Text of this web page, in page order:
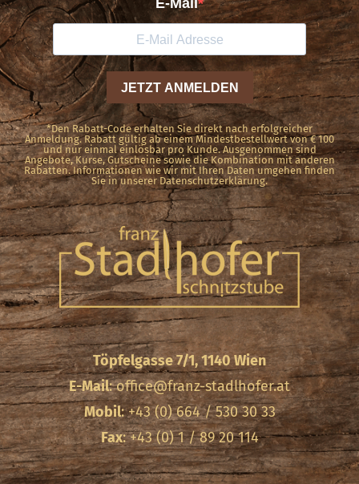
*Den Rabatt-Code erhalten Sie direkt nach erfolgreicher
Anmeldung. Rabatt gültig ab einem Mindestbestellwert von € 100
und nur einmal einlösbar pro Kunde. Ausgenommen sind
Angebote, Kurse, Gutscheine sowie die Kombination mit anderen
Rabatten. Informationen wie wir mit Ihren Daten umgehen finden
Sie in unserer Datenschutzerklärung.
Töpfelgasse 7/1, 1140 Wien
E-Mail:office@franz-stadlhofer.at
Mobil: +43 (0) 664 / 530 30 33
Fax: +43 (0) 1 / 89 20 114